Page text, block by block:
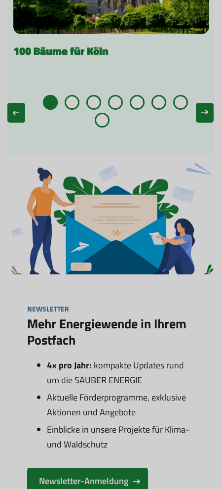
100 Bäume für Köln
NEWSLETTER
Mehr Energiewende in Ihrem
Postfach
4× pro Jahr: kompakte Updates rund
um die SAUBER ENERGIE
Aktuelle Förderprogramme, exklusive
Aktionen und Angebote
Einblicke in unsere Projekte für Klima-
und Waldschutz
Newsletter-Anmeldung